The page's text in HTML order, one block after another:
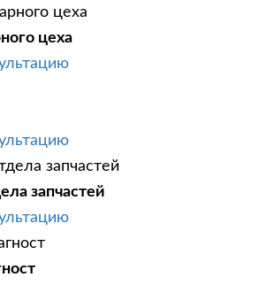
цеха
запчастей